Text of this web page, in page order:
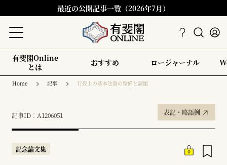
最近の公開記事一覧（2026年7月）
有斐閣Online
とは
おすすめ ロージャーナル
Home 記事 行政上の基本法制の整備と課題
記事ID：A1206051 表記・略語例
記念論文集